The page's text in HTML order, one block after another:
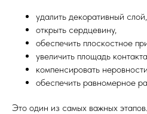
удалить декоративный слой,
открыть сердцевину,
обеспечить плоскостное
увеличить площадь
компенсировать
обеспечить равномерное
Это один из самых важных этапов.